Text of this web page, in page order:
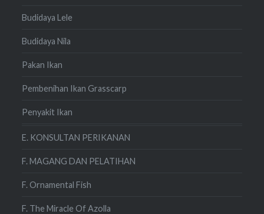
Budidaya Lele
Budidaya Nila
Pakan Ikan
Pembenihan Ikan Grasscarp
Penyakit Ikan
E. KONSULTAN PERIKANAN
F. MAGANG DAN PELATIHAN
F. Ornamental Fish
F. The Miracle Of Azolla